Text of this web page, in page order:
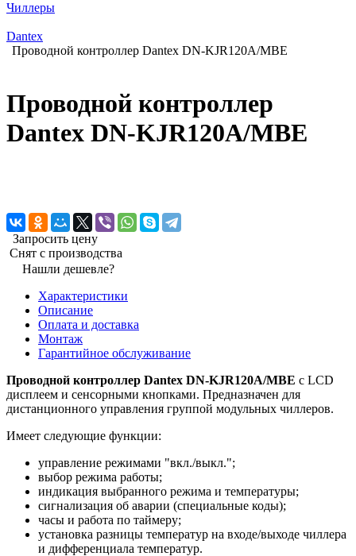
Чиллеры
Dantex
Проводной контроллер Dantex DN-KJR120A/MBE
Проводной контроллер
Dantex DN-KJR120A/MBE
Запросить цену
Снят с производства
Нашли дешевле?
Характеристики
Описание
Оплата и доставка
Монтаж
Гарантийное обслуживание
Проводной контроллер Dantex DN-KJR120A/MBE с LCD
дисплеем и сенсорными кнопками. Предназначен для
дистанционного управления группой модульных чиллеров.
Имеет следующие функции:
управление режимами "вкл./выкл.";
выбор режима работы;
индикация выбранного режима и температуры;
сигнализация об аварии (специальные коды);
часы и работа по таймеру;
установка разницы температур на входе/выходе чиллера
и дифференциала температур.